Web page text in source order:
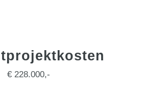
€ 228.000,-